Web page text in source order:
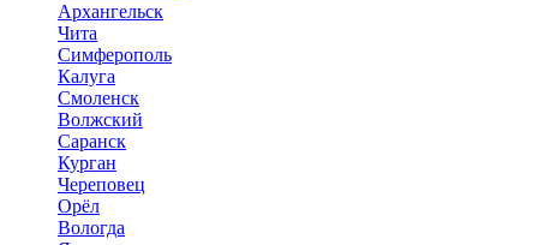
Архангельск
Чита
Симферополь
Калуга
Смоленск
Волжский
Саранск
Курган
Череповец
Орёл
Вологда